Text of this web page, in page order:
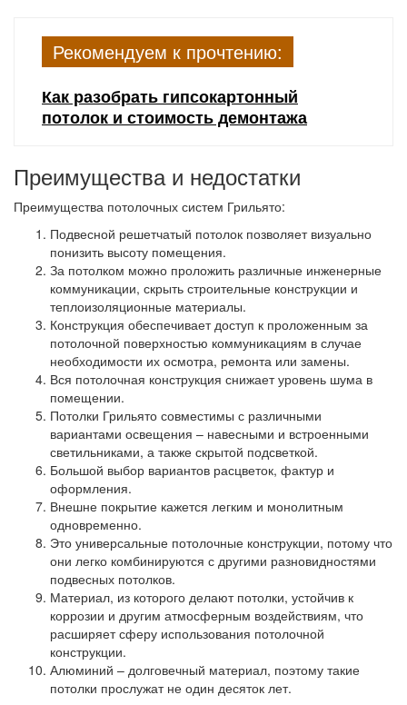
Рекомендуем к прочтению:
Как разобрать гипсокартонный
потолок и стоимость демонтажа
Преимущества и недостатки
Преимущества потолочных систем Грильято:
Подвесной решетчатый потолок позволяет визуально
понизить высоту помещения.
За потолком можно проложить различные инженерные
коммуникации, скрыть строительные конструкции и
теплоизоляционные материалы.
Конструкция обеспечивает доступ к проложенным за
потолочной поверхностью коммуникациям в случае
необходимости их осмотра, ремонта или замены.
Вся потолочная конструкция снижает уровень шума в
помещении.
Потолки Грильято совместимы с различными
вариантами освещения – навесными и встроенными
светильниками, а также скрытой подсветкой.
Большой выбор вариантов расцветок, фактур и
оформления.
Внешне покрытие кажется легким и монолитным
одновременно.
Это универсальные потолочные конструкции, потому что
они легко комбинируются с другими разновидностями
подвесных потолков.
Материал, из которого делают потолки, устойчив к
коррозии и другим атмосферным воздействиям, что
расширяет сферу использования потолочной
конструкции.
Алюминий – долговечный материал, поэтому такие
потолки прослужат не один десяток лет.